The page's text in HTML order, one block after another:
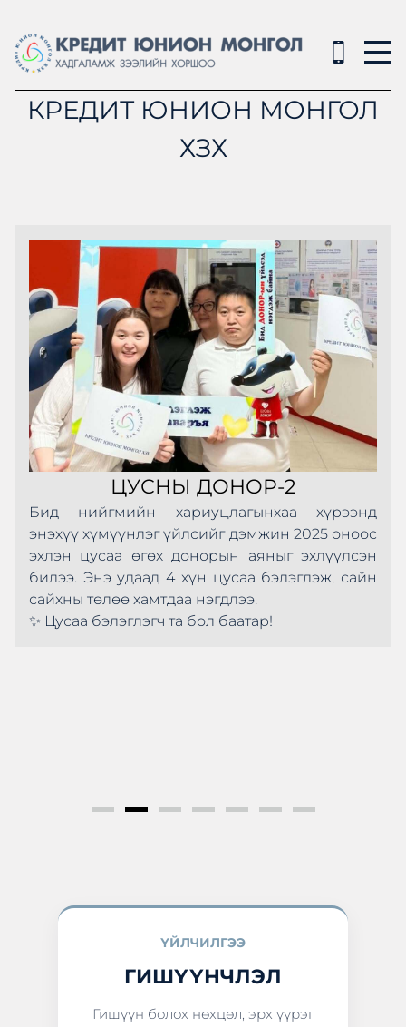
КРЕДИТ ЮНИОН МОНГОЛ
ХЗХ
ЦУСНЫ ДОНОР-2
Бид нийгмийн хариуцлагынхаа хүрээнд
энэхүү хүмүүнлэг үйлсийг дэмжин 2025 оноос
эхлэн цусаа өгөх донорын аяныг эхлүүлсэн
билээ. Энэ удаад 4 хүн цусаа бэлэглэж, сайн
сайхны төлөө хамтдаа нэгдлээ.
✨ Цусаа бэлэглэгч та бол баатар!
ҮЙЛЧИЛГЭЭ
ГИШҮҮНЧЛЭЛ
Гишүүн болох нөхцөл, эрх үүрэг